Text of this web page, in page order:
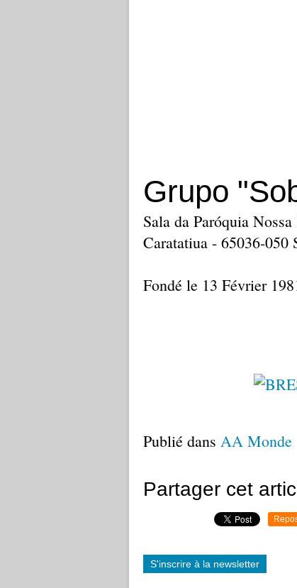
Grupo
Sala da Paróquia
Caratatiua - 65036-050
Fondé le 13 Février
Publié dans AA Monde
Partager cet
S'inscrire à la newsletter